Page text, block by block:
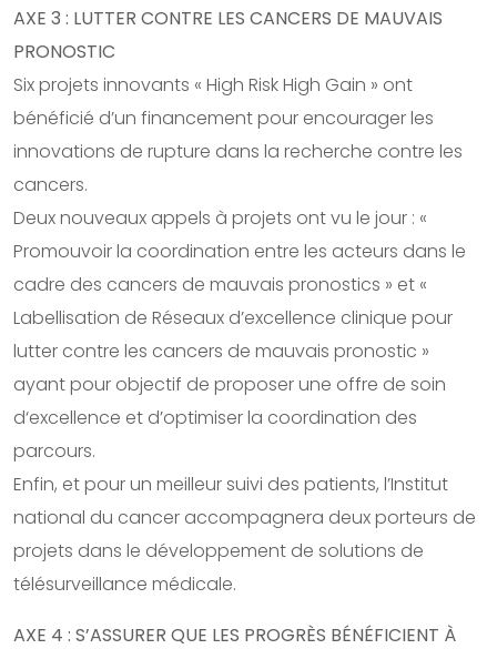
AXE 3 : LUTTER CONTRE LES CANCERS DE MAUVAIS
PRONOSTIC
Six projets innovants « High Risk High Gain » ont
bénéficié d’un financement pour encourager les
innovations de rupture dans la recherche contre les
cancers.
Deux nouveaux appels à projets ont vu le jour : «
Promouvoir la coordination entre les acteurs dans le
cadre des cancers de mauvais pronostics » et «
Labellisation de Réseaux d’excellence clinique pour
lutter contre les cancers de mauvais pronostic »
ayant pour objectif de proposer une offre de soin
d‘excellence et d’optimiser la coordination des
parcours.
Enfin, et pour un meilleur suivi des patients, l’Institut
national du cancer accompagnera deux porteurs de
projets dans le développement de solutions de
télésurveillance médicale.
AXE 4 : S’ASSURER QUE LES PROGRÈS BÉNÉFICIENT À